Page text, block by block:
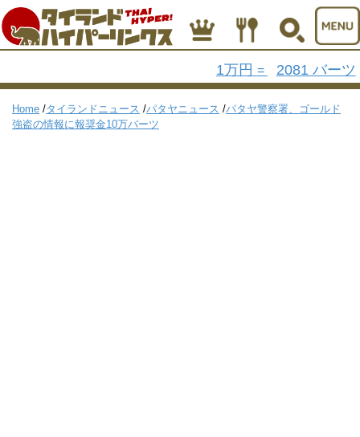
1万円 = 2081 バーツ
Home /タイランドニュース /パタヤニュース /パタヤ警察署、ゴールド
強盗の情報に報奨金10万バーツ